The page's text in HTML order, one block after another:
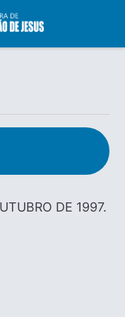
DE 1997.